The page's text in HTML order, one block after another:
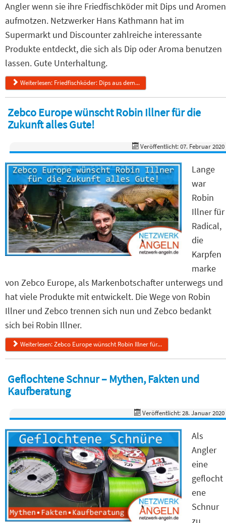
Angler wenn sie ihre Friedfischköder mit Dips und Aromen
aufmotzen. Netzwerker Hans Kathmann hat im
Supermarkt und Discounter zahlreiche interessante
Produkte entdeckt, die sich als Dip oder Aroma benutzen
lassen. Gute Unterhaltung.
Weiterlesen: Friedfischköder: Dips aus dem...
Zebco Europe wünscht Robin Illner für die
Zukunft alles Gute!
Veröffentlicht: 07. Februar 2020
Lange
war
Robin
Illner für
Radical,
die
Karpfen
marke
von Zebco Europe, als Markenbotschafter unterwegs und
hat viele Produkte mit entwickelt. Die Wege von Robin
Illner und Zebco trennen sich nun und Zebco bedankt
sich bei Robin Illner.
Weiterlesen: Zebco Europe wünscht Robin Illner für...
Geflochtene Schnur – Mythen, Fakten und
Kaufberatung
Veröffentlicht: 28. Januar 2020
Als
Angler
eine
geflocht
ene
Schnur